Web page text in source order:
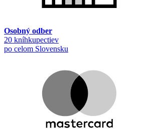
Osobný odber
20 kníhkupectiev
po celom Slovensku